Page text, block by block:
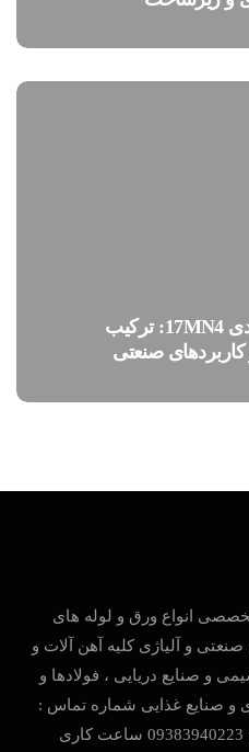
بررسی تخصصی ورق فولادی 17MN4: ترکیب
صنعتی
انواع ورق و لوله های
و آلیاژی کلیه آهن آلات و
و صنایع دریایی ، فولادها و
و صنایع غذایی شماره تماس :
44449101 - 021 شماره واتساپ : 09383940223 ساعت کاری